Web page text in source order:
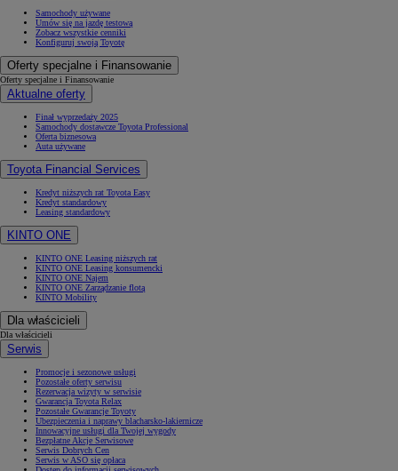
Samochody używane
Umów się na jazdę testową
Zobacz wszystkie cenniki
Konfiguruj swoją Toyotę
Oferty specjalne i Finansowanie
Oferty specjalne i Finansowanie
Aktualne oferty
Finał wyprzedaży 2025
Samochody dostawcze Toyota Professional
Oferta biznesowa
Auta używane
Toyota Financial Services
Kredyt niższych rat Toyota Easy
Kredyt standardowy
Leasing standardowy
KINTO ONE
KINTO ONE Leasing niższych rat
KINTO ONE Leasing konsumencki
KINTO ONE Najem
KINTO ONE Zarządzanie flotą
KINTO Mobility
Dla właścicieli
Dla właścicieli
Serwis
Promocje i sezonowe usługi
Pozostałe oferty serwisu
Rezerwacja wizyty w serwisie
Gwarancja Toyota Relax
Pozostałe Gwarancje Toyoty
Ubezpieczenia i naprawy blacharsko-lakiernicze
Innowacyjne usługi dla Twojej wygody
Bezpłatne Akcje Serwisowe
Serwis Dobrych Cen
Serwis w ASO się opłaca